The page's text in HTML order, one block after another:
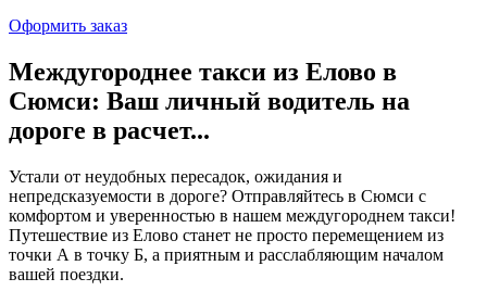
Оформить заказ
Междугороднее такси из Елово в
Сюмси: Ваш личный водитель на
дороге в расчет...
Устали от неудобных пересадок, ожидания и
непредсказуемости в дороге? Отправляйтесь в Сюмси с
комфортом и уверенностью в нашем междугороднем такси!
Путешествие из Елово станет не просто перемещением из
точки А в точку Б, а приятным и расслабляющим началом
вашей поездки.